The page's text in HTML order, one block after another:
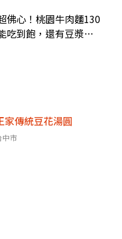
佛心！桃園牛肉麵130
吃到飽，還有豆漿豆
家傳統豆花湯圓
中市